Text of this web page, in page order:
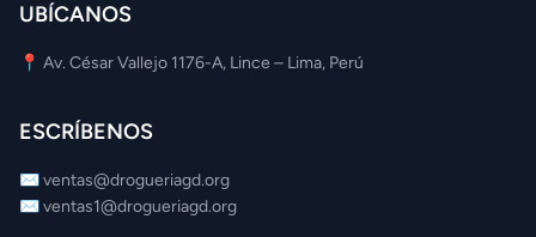
UBÍCANOS
📍 Av. César Vallejo 1176-A, Lince – Lima, Perú
ESCRÍBENOS
✉️ventas@drogueriagd.org
✉️ventas1@drogueriagd.org